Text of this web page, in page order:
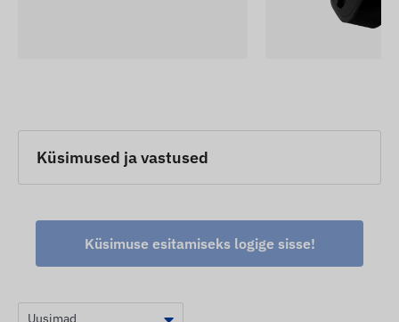
Küsimused ja vastused
Küsimuse esitamiseks logige sisse!